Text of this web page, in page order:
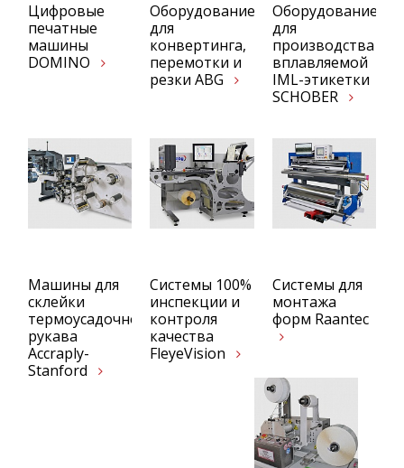
Цифровые
печатные
машины
DOMINO
Оборудование
для
конвертинга,
перемотки и
резки ABG
Оборудование
для
производства
вплавляемой
IML-этикетки
SCHOBER
Машины для
склейки
термоусадочного
рукава
Accraply-
Stanford
Системы 100%
инспекции и
контроля
качества
FleyeVision
Системы для
монтажа
форм Raantec